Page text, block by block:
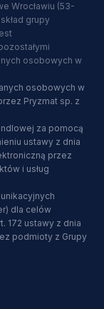
Wrocławiu (53-
grupy
osobowych w
osobowych w
Pryzmat sp. z
za pomocą
ustawy z dnia
przez
i usług
dla celów
172 ustawy z dnia
podmioty z Grupy